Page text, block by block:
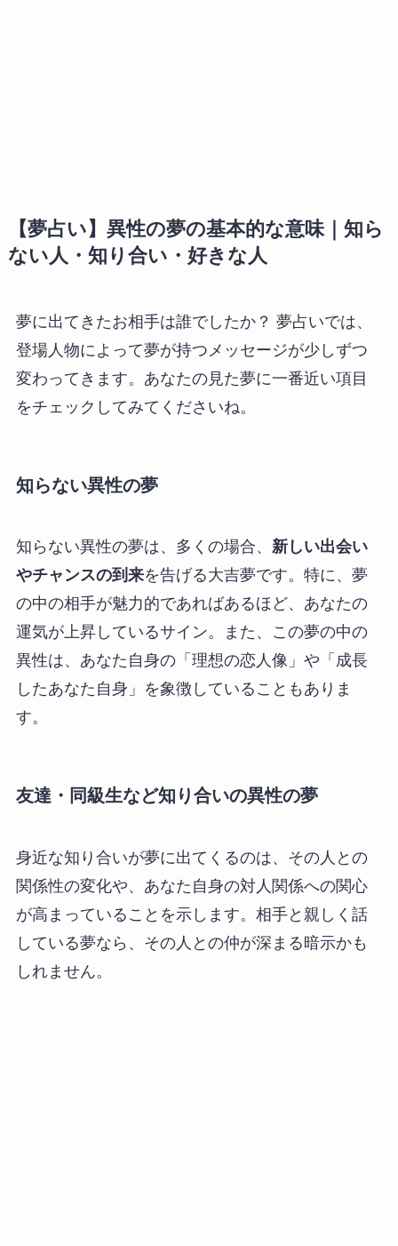
【夢占い】異性の夢の基本的な意味｜知ら
ない人・知り合い・好きな人
夢に出てきたお相手は誰でしたか？ 夢占いでは、
登場人物によって夢が持つメッセージが少しずつ
変わってきます。あなたの見た夢に一番近い項目
をチェックしてみてくださいね。
知らない異性の夢
知らない異性の夢は、多くの場合、 新しい出会い
やチャンスの到来を告げる大吉夢です。特に、夢
の中の相手が魅力的であればあるほど、あなたの
運気が上昇しているサイン。また、この夢の中の
異性は、あなた自身の「理想の恋人像」や「成長
したあなた自身」を象徴していることもありま
す。
友達・同級生など知り合いの異性の夢
身近な知り合いが夢に出てくるのは、その人との
関係性の変化や、あなた自身の対人関係への関心
が高まっていることを示します。相手と親しく話
している夢なら、その人との仲が深まる暗示かも
しれません。